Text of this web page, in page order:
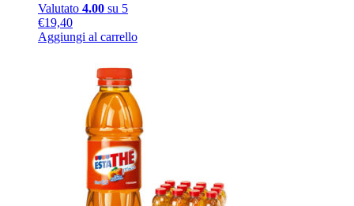
Valutato 4.00 su 5
€19,40
Aggiungi al carrello